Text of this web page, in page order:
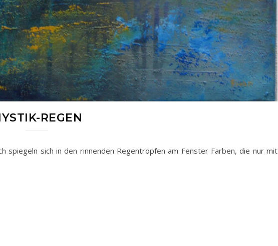
REGEN
spiegeln sich in den rinnenden Regentropfen am Fenster Farben, die nur mit